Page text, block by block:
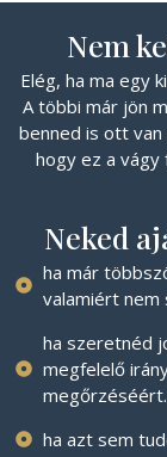
Nem
Elég, ha ma egy
A többi már jön
benned is ott van
hogy ez a
Neked
ha már
valamiért nem
ha szeretnéd
megfelelő
megőrzéséért.
ha azt sem